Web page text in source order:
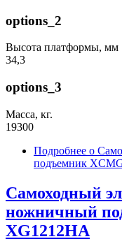
options_2
Высота платформы, мм
34,3
options_3
Масса, кг.
19300
Подробнее о
подъемник
Самоходный
ножничный
XG1212HA